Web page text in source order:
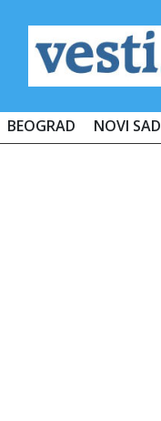
BEOGRAD NOVI SAD